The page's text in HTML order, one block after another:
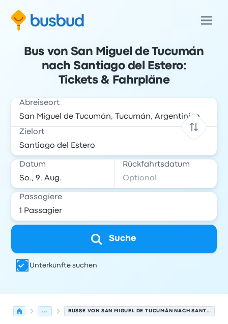
Bus von San Miguel de Tucumán
nach Santiago del Estero:
Tickets & Fahrpläne
Abreiseort
Zielort
Datum Rückfahrtsdatum
Passagiere
Suche
Unterkünfte suchen
... BUSSE VON SAN MIGUEL DE TUCUMÁN NACH SANTIAGO DEL ESTERO